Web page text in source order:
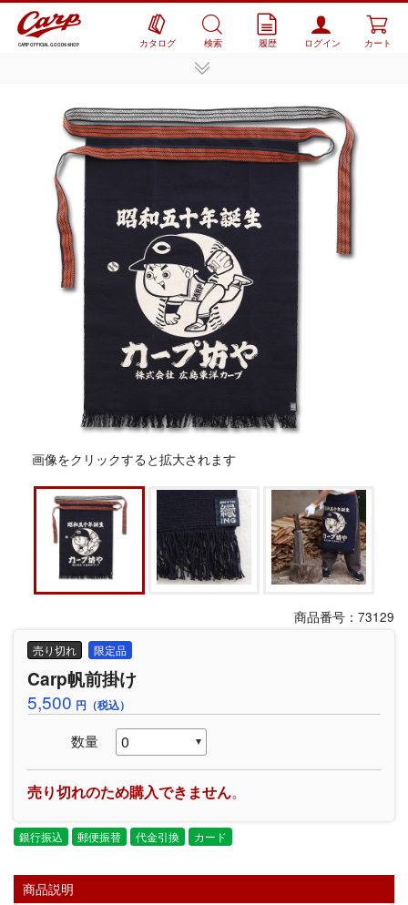
CARP OFFICIAL GOODS SHOP カタログ 検索 履歴 ログイン カート
画像をクリックすると拡大されます
商品番号：73129
売り切れ 限定品
Carp帆前掛け
5,500 円（税込）
数量
売り切れのため購入できません。
銀行振込 郵便振替 代金引換 カード
商品説明